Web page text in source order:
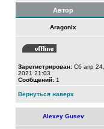
Автор
Aragonix
Зарегистрирован: Сб апр 24,
2021 21:03
Сообщений: 1
Вернуться наверх
Alexey Gusev